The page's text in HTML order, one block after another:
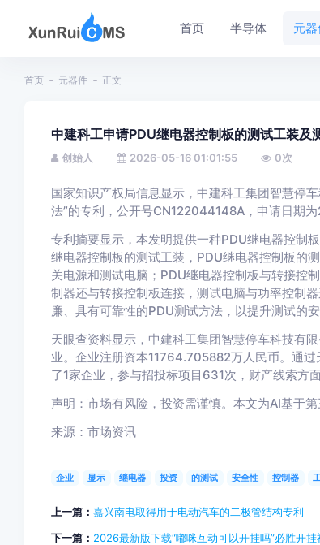
首页 半导体 元
首页 元器件 正文
中建科工申请PDU继电器控制板的测试工装
创始人 2026-05-16 01:01:55 0次
国家知识产权局信息显示，中建科工集团智慧停
法”的专利，公开号CN122044148A，申请日期为
专利摘要显示，本发明提供一种PDU继电器控制
继电器控制板的测试工装，PDU继电器控制板的
关电源和测试电脑；PDU继电器控制板与转接控
制器还与转接控制板连接，测试电脑与功率控制
廉、具有可靠性的PDU测试方法，以提升测试的安
天眼查资料显示，中建科工集团智慧停车科技有
业。企业注册资本11764.705882万人民币。通
了1家企业，参与招投标项目631次，财产线索方
声明：市场有风险，投资需谨慎。本文为AI基于
来源：市场资讯
企业 显示 继电器 投资 的测试 安全性 控制器
上一篇： 嘉兴南电取得用于电动汽车的二极管结构专利
下一篇： 2026最新版下载“嘟咪互动可以开挂吗”必胜开挂